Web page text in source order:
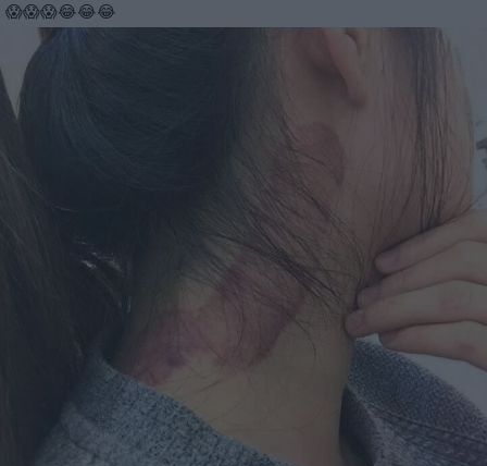
😱😱😱😂😂😂